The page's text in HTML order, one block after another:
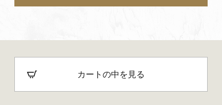
カートの中を見る